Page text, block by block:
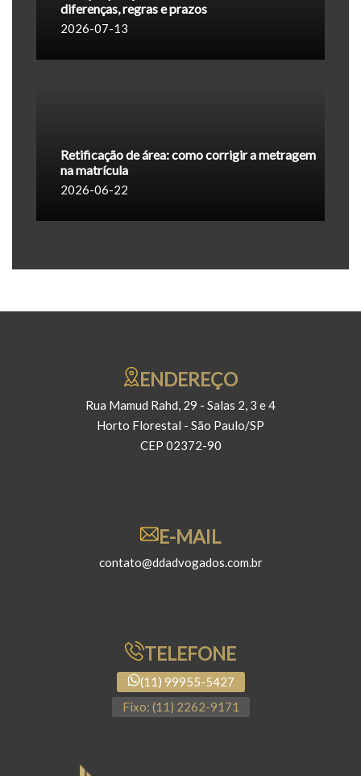
diferenças, regras e prazos
2026-07-13
Retificação de área: como corrigir a metragem
na matrícula
2026-06-22
ENDEREÇO
Rua Mamud Rahd, 29 - Salas 2, 3 e 4
Horto Florestal - São Paulo/SP
CEP 02372-90
E-MAIL
contato@ddadvogados.com.br
TELEFONE
(11) 99955-5427
Fixo: (11) 2262-9171